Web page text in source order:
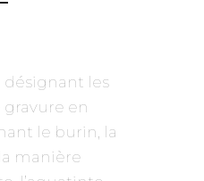
désignant les
en
le burin, la
manière